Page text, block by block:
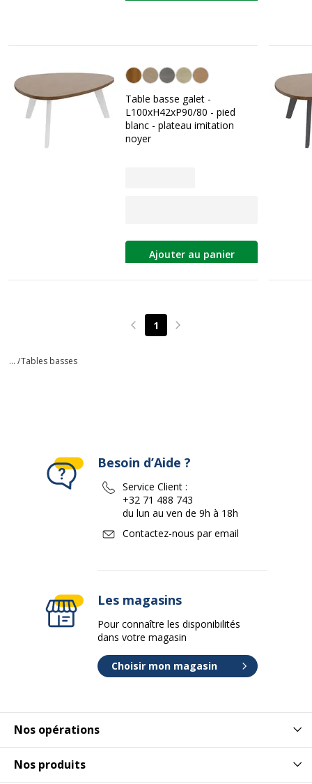
Imitation Noyer
Table basse galet -
L100xH42xP90/80 - pied
blanc - plateau imitation
noyer
Ajouter au panier
Page précédente
1 Page suivante
... /Tables basses
Nos opérations
Nos produits
Besoin d’Aide ?
Service Client :
+32 71 488 743
du lun au ven de 9h à 18h
Contactez-nous par email
Les magasins
Pour connaître les disponibilités
dans votre magasin
Choisir mon magasin